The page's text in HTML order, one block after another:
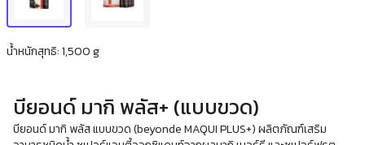
น้ำหนักสุทธิ: 1,500 g
บียอนด์ มากิ พลัส+ (แบบขวด)
บียอนด์ มากิ พลัส แบบขวด (beyonde MAQUI PLUS+) ผลิตภัณฑ์เสริม